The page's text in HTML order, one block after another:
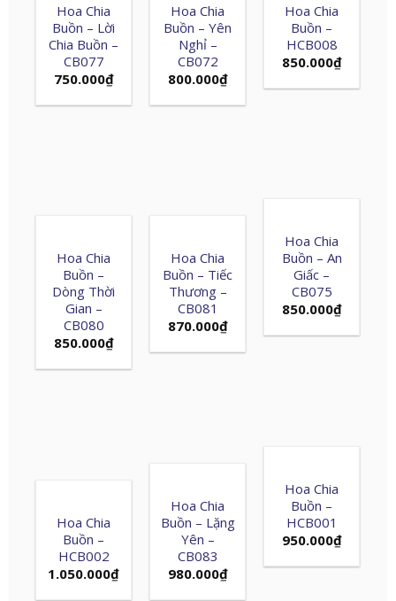
Hoa Chia
Buồn – Lời
Chia Buồn –
CB077
750.000₫
Hoa Chia
Buồn – Yên
Nghỉ –
CB072
800.000₫
Hoa Chia
Buồn –
HCB008
850.000₫
Hoa Chia
Buồn – An
Giấc –
CB075
850.000₫
Hoa Chia
Buồn –
Dòng Thời
Gian –
CB080
850.000₫
Hoa Chia
Buồn – Tiếc
Thương –
CB081
870.000₫
Hoa Chia
Buồn –
HCB001
950.000₫
Hoa Chia
Buồn – Lặng
Yên –
CB083
980.000₫
Hoa Chia
Buồn –
HCB002
1.050.000₫